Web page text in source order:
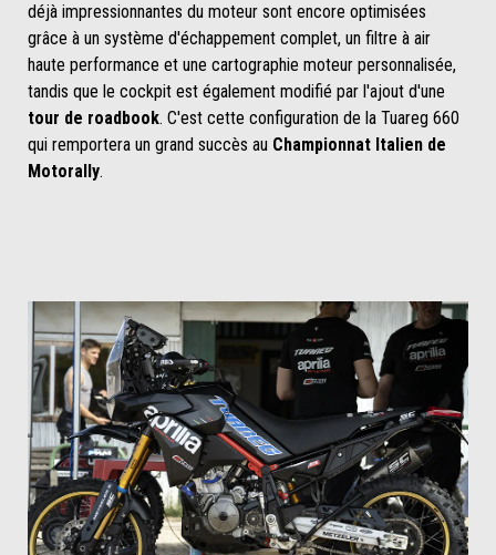
déjà impressionnantes du moteur sont encore optimisées
grâce à un système d'échappement complet, un filtre à air
haute performance et une cartographie moteur personnalisée,
tandis que le cockpit est également modifié par l'ajout d'une
tour de roadbook. C'est cette configuration de la Tuareg 660
qui remportera un grand succès au Championnat Italien de
Motorally.